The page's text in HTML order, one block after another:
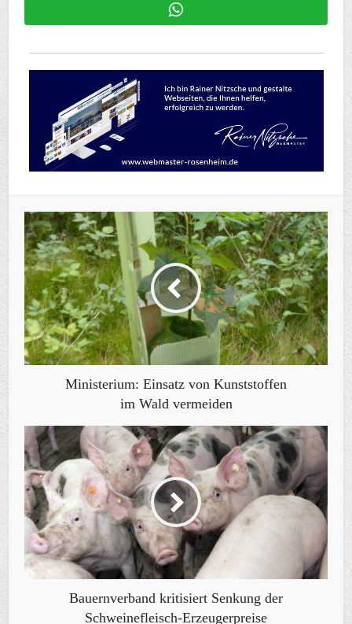
Ministerium: Einsatz von Kunststoffen
im Wald vermeiden
Bauernverband kritisiert Senkung der
Schweinefleisch-Erzeugerpreise